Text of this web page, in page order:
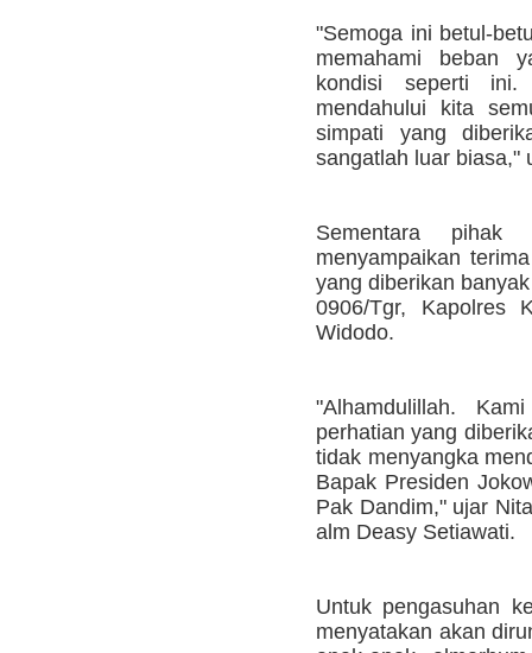
"Semoga ini betul-
memahami beban
kondisi seperti ini.
mendahului kita
simpati yang
sangatlah luar biasa,"
Sementara
menyampaikan
yang diberikan
0906/Tgr, Kapolres
Widodo.
"Alhamdulillah.
perhatian yang
tidak menyangka
Bapak Presiden
Pak Dandim," ujar
alm Deasy Setiawati.
Untuk pengasuhan
menyatakan akan